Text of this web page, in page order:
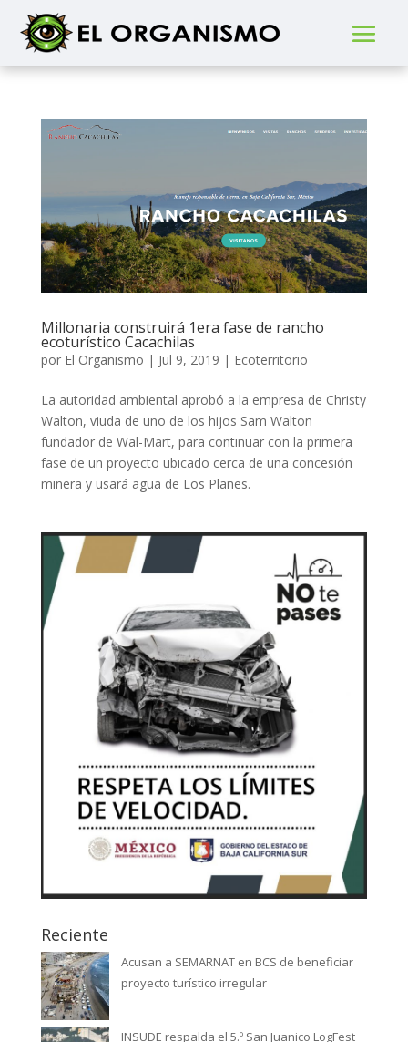
Millonaria construirá 1era fase de rancho
ecoturístico Cacachilas
por El Organismo | Jul 9, 2019 | Ecoterritorio
La autoridad ambiental aprobó a la empresa de Christy
Walton, viuda de uno de los hijos Sam Walton
fundador de Wal-Mart, para continuar con la primera
fase de un proyecto ubicado cerca de una concesión
minera y usará agua de Los Planes.
Reciente
Acusan a SEMARNAT en BCS de beneficiar
proyecto turístico irregular
INSUDE respalda el 5.º San Juanico LogFest